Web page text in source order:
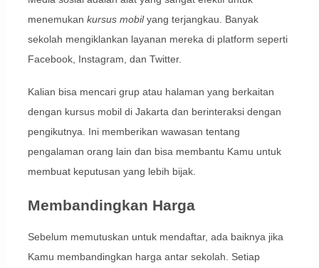
menemukan kursus mobilyang terjangkau. Banyak
sekolah mengiklankan layanan mereka di platform seperti
Facebook, Instagram, dan Twitter.
Kalian bisa mencari grup atau halaman yang berkaitan
dengan kursus mobil di Jakarta dan berinteraksi dengan
pengikutnya. Ini memberikan wawasan tentang
pengalaman orang lain dan bisa membantu Kamu untuk
membuat keputusan yang lebih bijak.
Membandingkan Harga
Sebelum memutuskan untuk mendaftar, ada baiknya jika
Kamu membandingkan harga antar sekolah. Setiap